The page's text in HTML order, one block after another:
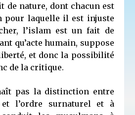
de nature, dont chacun est
pour laquelle il est injuste
l’islam est un fait de
qu’acte humain, suppose
et donc la possibilité
de la critique.
pas la distinction entre
l’ordre surnaturel et à